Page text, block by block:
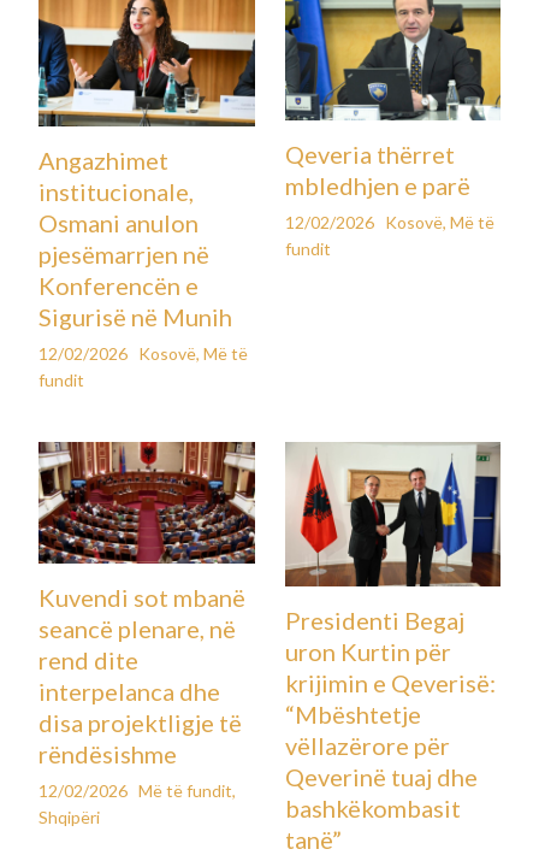
Angazhimet
institucionale,
Osmani anulon
pjesëmarrjen në
Konferencën e
Sigurisë në Munih
12/02/2026 Kosovë,Më të
fundit
Qeveria thërret
mbledhjen e parë
12/02/2026 Kosovë, Më të
fundit
Kuvendi sot mbanë
seancë plenare, në
rend dite
interpelanca dhe
disa projektligje të
rëndësishme
12/02/2026 Më të fundit,
Shqipëri
Presidenti Begaj
uron Kurtin për
krijimin e Qeverisë:
“Mbështetje
vëllazërore për
Qeverinë tuaj dhe
bashkëkombasit
tanë”